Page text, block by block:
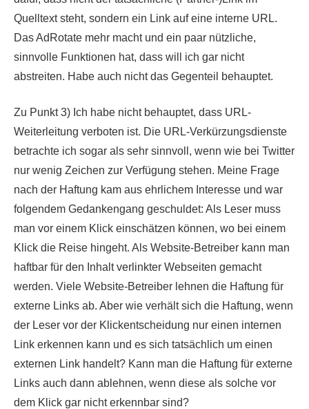
Quelltext steht, sondern ein Link auf eine interne URL.
Das AdRotate mehr macht und ein paar nützliche,
sinnvolle Funktionen hat, dass will ich gar nicht
abstreiten. Habe auch nicht das Gegenteil behauptet.
Zu Punkt 3) Ich habe nicht behauptet, dass URL-
Weiterleitung verboten ist. Die URL-Verkürzungsdienste
betrachte ich sogar als sehr sinnvoll, wenn wie bei Twitter
nur wenig Zeichen zur Verfügung stehen. Meine Frage
nach der Haftung kam aus ehrlichem Interesse und war
folgendem Gedankengang geschuldet: Als Leser muss
man vor einem Klick einschätzen können, wo bei einem
Klick die Reise hingeht. Als Website-Betreiber kann man
haftbar für den Inhalt verlinkter Webseiten gemacht
werden. Viele Website-Betreiber lehnen die Haftung für
externe Links ab. Aber wie verhält sich die Haftung, wenn
der Leser vor der Klickentscheidung nur einen internen
Link erkennen kann und es sich tatsächlich um einen
externen Link handelt? Kann man die Haftung für externe
Links auch dann ablehnen, wenn diese als solche vor
dem Klick gar nicht erkennbar sind?